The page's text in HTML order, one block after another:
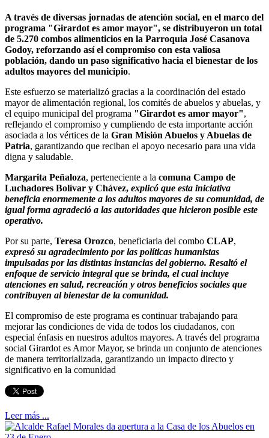
A través de diversas jornadas de atención social, en el marco del
programa "Girardot es amor mayor", se distribuyeron un total
de 5.270 combos alimenticios en la Parroquia José Casanova
Godoy, reforzando así el compromiso con esta valiosa
población, dando un paso significativo hacia el bienestar de los
adultos mayores del municipio.
Este esfuerzo se materializó gracias a la coordinación del estado
mayor de alimentación regional, los comités de abuelos y abuelas, y
el equipo municipal del programa "Girardot es amor mayor",
reflejando el compromiso y cumpliendo de esta importante acción
asociada a los vértices de la Gran Misión Abuelos y Abuelas de
Patria, garantizando que reciban el apoyo necesario para una vida
digna y saludable.
Margarita Peñaloza, perteneciente a la comuna Campo de
Luchadores Bolívar y Chávez, explicó que esta iniciativa
beneficia enormemente a los adultos mayores de su comunidad, de
igual forma agradeció a las autoridades que hicieron posible este
operativo.
Por su parte, Teresa Orozco, beneficiaria del combo CLAP,
expresó su agradecimiento por las políticas humanistas
impulsadas por las distintas instancias del gobierno. Resaltó el
enfoque de servicio integral que se brinda, el cual incluye
atenciones en salud, recreación y otros beneficios sociales que
contribuyen al bienestar de la comunidad.
El compromiso de este programa es continuar trabajando para
mejorar las condiciones de vida de todos los ciudadanos, con
especial énfasis en nuestros adultos mayores. A través del programa
social Girardot es Amor Mayor, se brinda un conjunto de atenciones
de manera territorializada, garantizando un impacto directo y
significativo en la comunidad
Leer más ...